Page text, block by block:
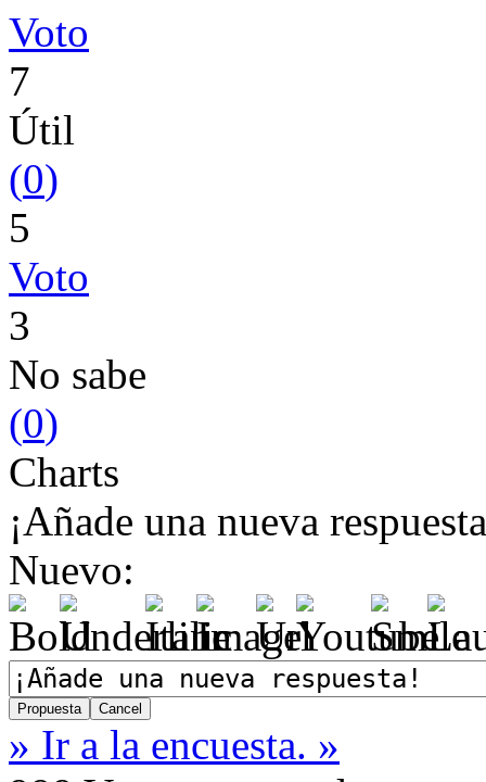
Voto
7
Útil
(0)
5
Voto
3
No sabe
(0)
Charts
¡Añade una nueva
Nuevo:
» Ir a la encuesta. »